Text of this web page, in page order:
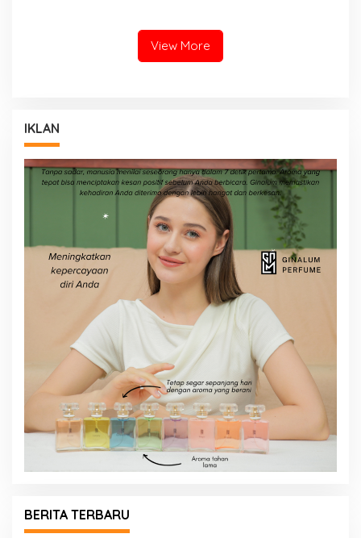
View More
IKLAN
BERITA TERBARU